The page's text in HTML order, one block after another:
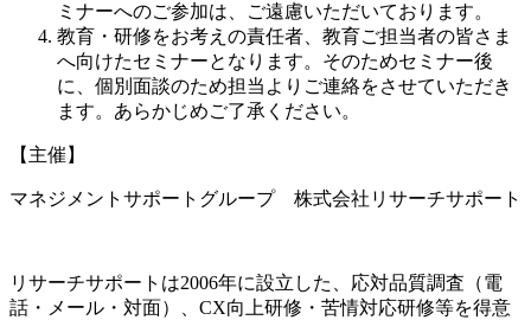
ミナーへのご参加は、ご遠慮いただいております。
教育・研修をお考えの責任者、教育ご担当者の皆さま
へ向けたセミナーとなります。そのためセミナー後
に、個別面談のため担当よりご連絡をさせていただき
ます。 あらかじめご了承ください。
【主催】
マネジメントサポートグループ 株式会社リサーチサポート
リサーチサポートは2006年に設立した、応対品質調査（電
話・メール・対面）、CX向上研修・苦情対応研修等を得意